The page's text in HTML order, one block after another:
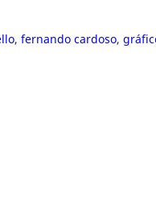
, fernando cardoso,